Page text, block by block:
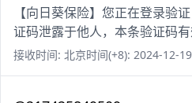
【向日葵保险】您正在登录验
证码泄露于他人，本条验证码有
接收时间: 北京时间(+8): 2024-12-